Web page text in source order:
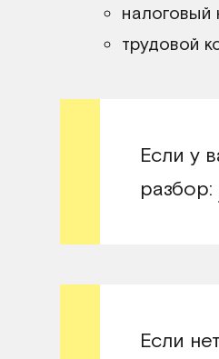
налоговый
трудовой
Если у
разбор:
Если